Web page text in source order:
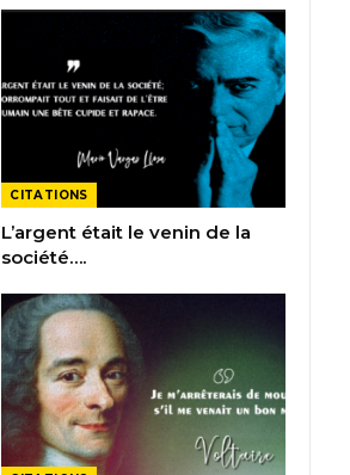
CITATIONS
L’argent était le venin de la
société….